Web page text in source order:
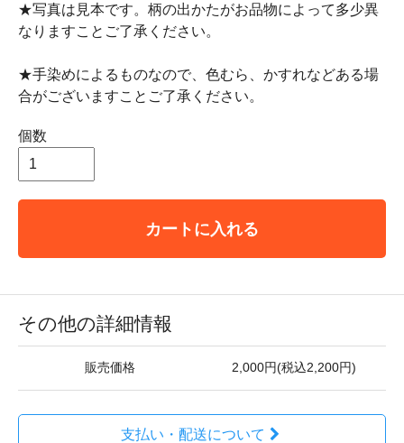
★写真は見本です。柄の出かたがお品物によって多少異
なりますことご了承ください。
★手染めによるものなので、色むら、かすれなどある場
合がございますことご了承ください。
個数
カートに入れる
その他の詳細情報
販売価格 2,000円(税込2,200円)
支払い・配送について